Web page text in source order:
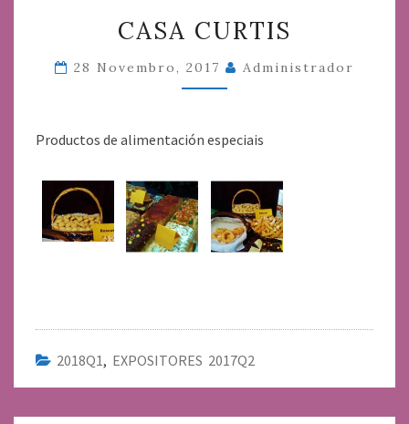
CURTIS
CASA CURTIS
28 Novembro, 2017 Administrador
Productos de alimentación especiais
2018Q1, EXPOSITORES 2017Q2